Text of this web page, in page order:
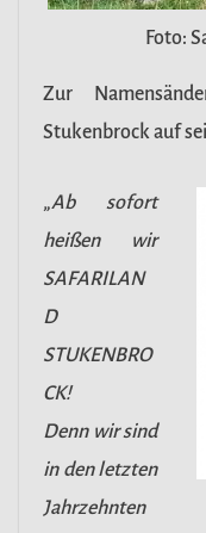
Foto:
Zur
Stukenbrock auf
„Ab sofort
heißen wir
SAFARILAN
D
STUKENBRO
CK!
Denn wir sind
in den letzten
Jahrzehnten